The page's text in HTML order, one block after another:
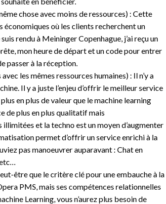
chose avec moins de ressources) : Cette
économiques où les clients recherchent un
rendu à Meininger Copenhague, j’ai reçu un
mon heure de départ et un code pour entrer
passer à la réception.
les mêmes ressources humaines) : Il n’y a
Il y a juste l’enjeu d’offrir le meilleur service
en plus de valeur que le machine learning
de plus en plus qualitatif mais
et la techno est un moyen d’augmenter
permet d’offrir un service enrichi à la
pas manoeuvrer auparavant : Chat en
être que le critère clé pour une embauche à la
PMS, mais ses compétences relationnelles
Learning, vous n’aurez plus besoin de